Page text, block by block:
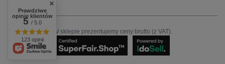
W sklepie prezentujemy ceny brutto (z VAT).
Prawdziwe
opinie klientów
5/ 5.0
123 opinii